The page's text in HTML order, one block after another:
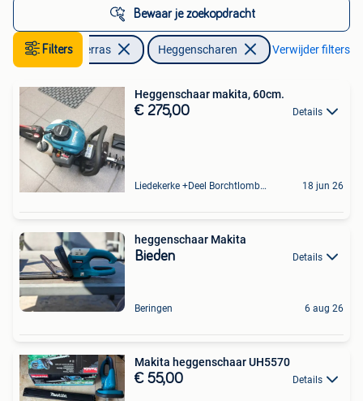
Bewaar je zoekopdracht
Filters
Tuin en Terras Heggenscharen Verwijder filters
Heggenschaar makita, 60cm.
€ 275,00 Details
Liedekerke +Deel Borchtlombeek 18 jun 26
heggenschaar Makita
Bieden Details
Beringen 6 aug 26
Makita heggenschaar UH5570
€ 55,00 Details